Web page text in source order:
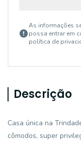
As informações
possa entrar em
política de
Descrição
Casa única na
cômodos, super